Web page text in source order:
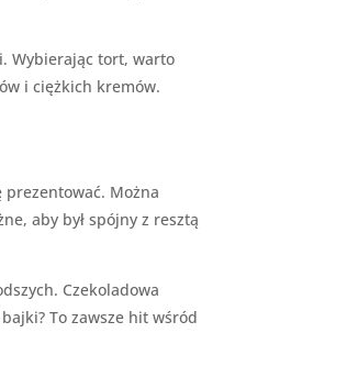
Wybierając tort, warto
i ciężkich kremów.
Można
aby był spójny z resztą
Czekoladowa
To zawsze hit wśród